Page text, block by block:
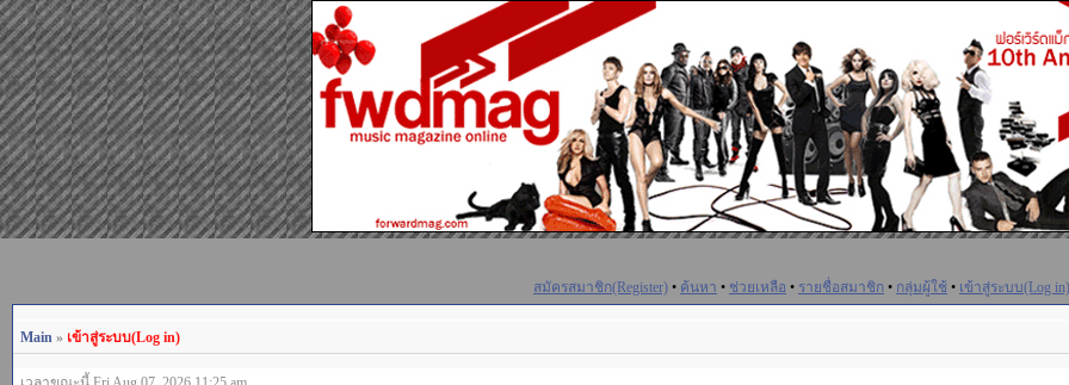
สมัครสมาชิก(Register) • ค้นหา • ช่วยเหลือ • รายชื่อสมาชิก • กลุ่มผู้ใช้ • เข้าสู่ระบบ(Log in)
Main » เข้าสู่ระบบ(Log in)